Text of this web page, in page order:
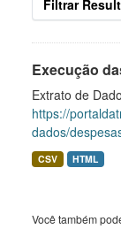
Filtrar
Execução
Extrato de
https://
dados/
CSV HTML
Você também